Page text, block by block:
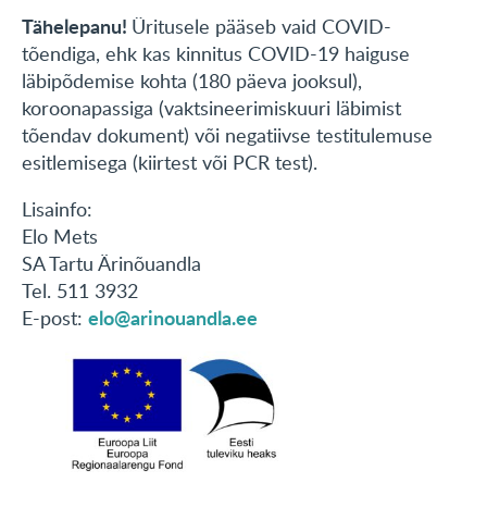
Tähelepanu! Üritusele pääseb vaid COVID-
tõendiga, ehk kas kinnitus COVID-19 haiguse
läbipõdemise kohta (180 päeva jooksul),
koroonapassiga (vaktsineerimiskuuri läbimist
tõendav dokument) või negatiivse testitulemuse
esitlemisega (kiirtest või PCR test).
Lisainfo:
Elo Mets
SA Tartu Ärinõuandla
Tel. 511 3932
E-post: elo@arinouandla.ee